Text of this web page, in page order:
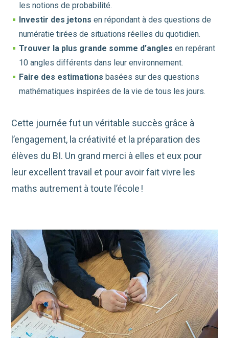
les notions de probabilité.
Investir des jetons en répondant à des questions de
numératie tirées de situations réelles du quotidien.
Trouver la plus grande somme d’angles en repérant
10 angles différents dans leur environnement.
Faire des estimations basées sur des questions
mathématiques inspirées de la vie de tous les jours.
Cette journée fut un véritable succès grâce à
l’engagement, la créativité et la préparation des
élèves du BI. Un grand merci à elles et eux pour
leur excellent travail et pour avoir fait vivre les
maths autrement à toute l’école !